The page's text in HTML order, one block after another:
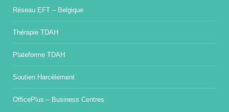
Réseau EFT – Belgique
Thérapie TDAH
Plateforme TDAH
Soutien Harcèlement
OfficePlus – Business Centres